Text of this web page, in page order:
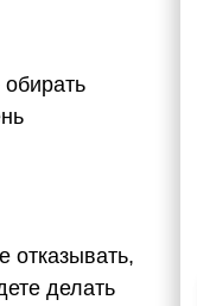
отказывать,
делать